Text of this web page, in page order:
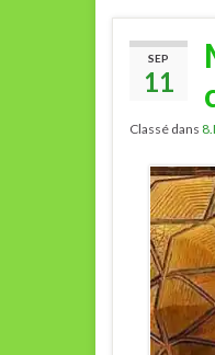
SEP
11
Classé dans